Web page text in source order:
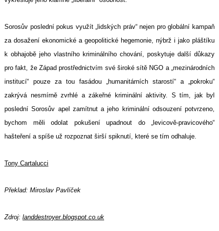
Sorosův poslední pokus využít „lidských práv“ nejen pro globální kampaň
za dosažení ekonomické a geopolitické hegemonie, nýbrž i jako pláštíku
k obhajobě jeho vlastního kriminálního chování, poskytuje další důkazy
pro fakt, že Západ prostřednictvím své široké sítě NGO a „mezinárodních
institucí“ pouze za tou fasádou „humanitárních starostí“ a „pokroku“
zakrývá nesmírně zvrhlé a zákeřné kriminální aktivity. S tím, jak byl
poslední Sorosův apel zamítnut a jeho kriminální odsouzení potvrzeno,
bychom měli odolat pokušení upadnout do „levicově-pravicového“
hašteření a spíše už rozpoznat širší spiknutí, které se tím odhaluje.
Tony Cartalucci
Překlad: Miroslav Pavlíček
Zdroj: landdestroyer.blogspot.co.uk